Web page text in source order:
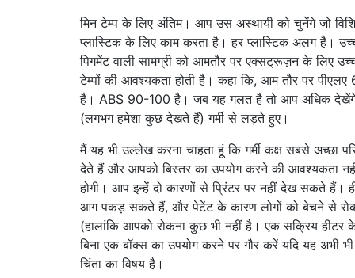
मिन टेम्प के लिए अंतिम। आप उस अस्थायी को चुनेंगे जो
प्लास्टिक के लिए काम करता है। हर प्लास्टिक अलग है।
पिगमेंट वाली सामग्री को आमतौर पर एक्सट्रूज़न के लिए
टेम्पों की आवश्यकता होती है। कहा कि, आम तौर पर पीएलए
है। ABS 90-100 है। जब यह गलत है तो आप अधिक
(लगभग हमेशा कुछ देखते हैं) गर्मी से लड़ते हुए।
मैं यह भी उल्लेख करना चाहता हूं कि गर्मी कक्ष सबसे अच्छा
देते हैं और आपको बिस्तर का उपयोग करने की आवश्यकता
होगी। आप इन्हें दो कारणों से प्रिंटर पर नहीं देख सकते हैं।
आग पकड़ सकते हैं, और पेटेंट के कारण लोगों को बेचने से
(हालांकि आपको रोकना कुछ भी नहीं है। एक सक्रिय हीटर
बिना एक बॉक्स का उपयोग करने पर गौर करें यदि यह अभी
चिंता का विषय है।